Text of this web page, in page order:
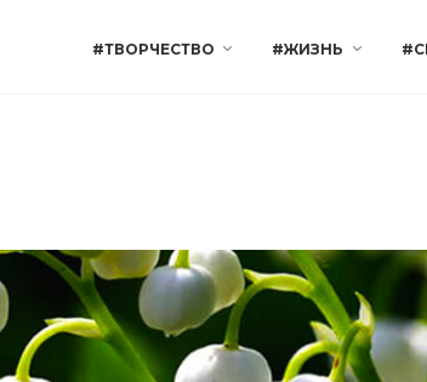
#ТВОРЧЕСТВО #ЖИЗНЬ